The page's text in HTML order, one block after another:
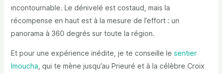
incontournable. Le dénivelé est costaud, mais la
récompense en haut est à la mesure de l’effort : un
panorama à 360 degrés sur toute la région.
Et pour une expérience inédite, je te conseille le sentier
Imoucha , qui te mène jusqu’au Prieuré et à la célèbre Croix